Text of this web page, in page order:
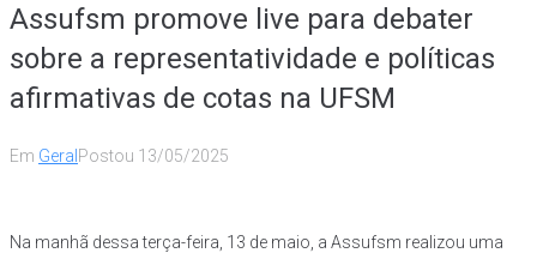
Assufsm promove live para debater
sobre a representatividade e políticas
afirmativas de cotas na UFSM
Em GeralPostou 13/05/2025
Na manhã dessa terça-feira, 13 de maio, a Assufsm realizou uma